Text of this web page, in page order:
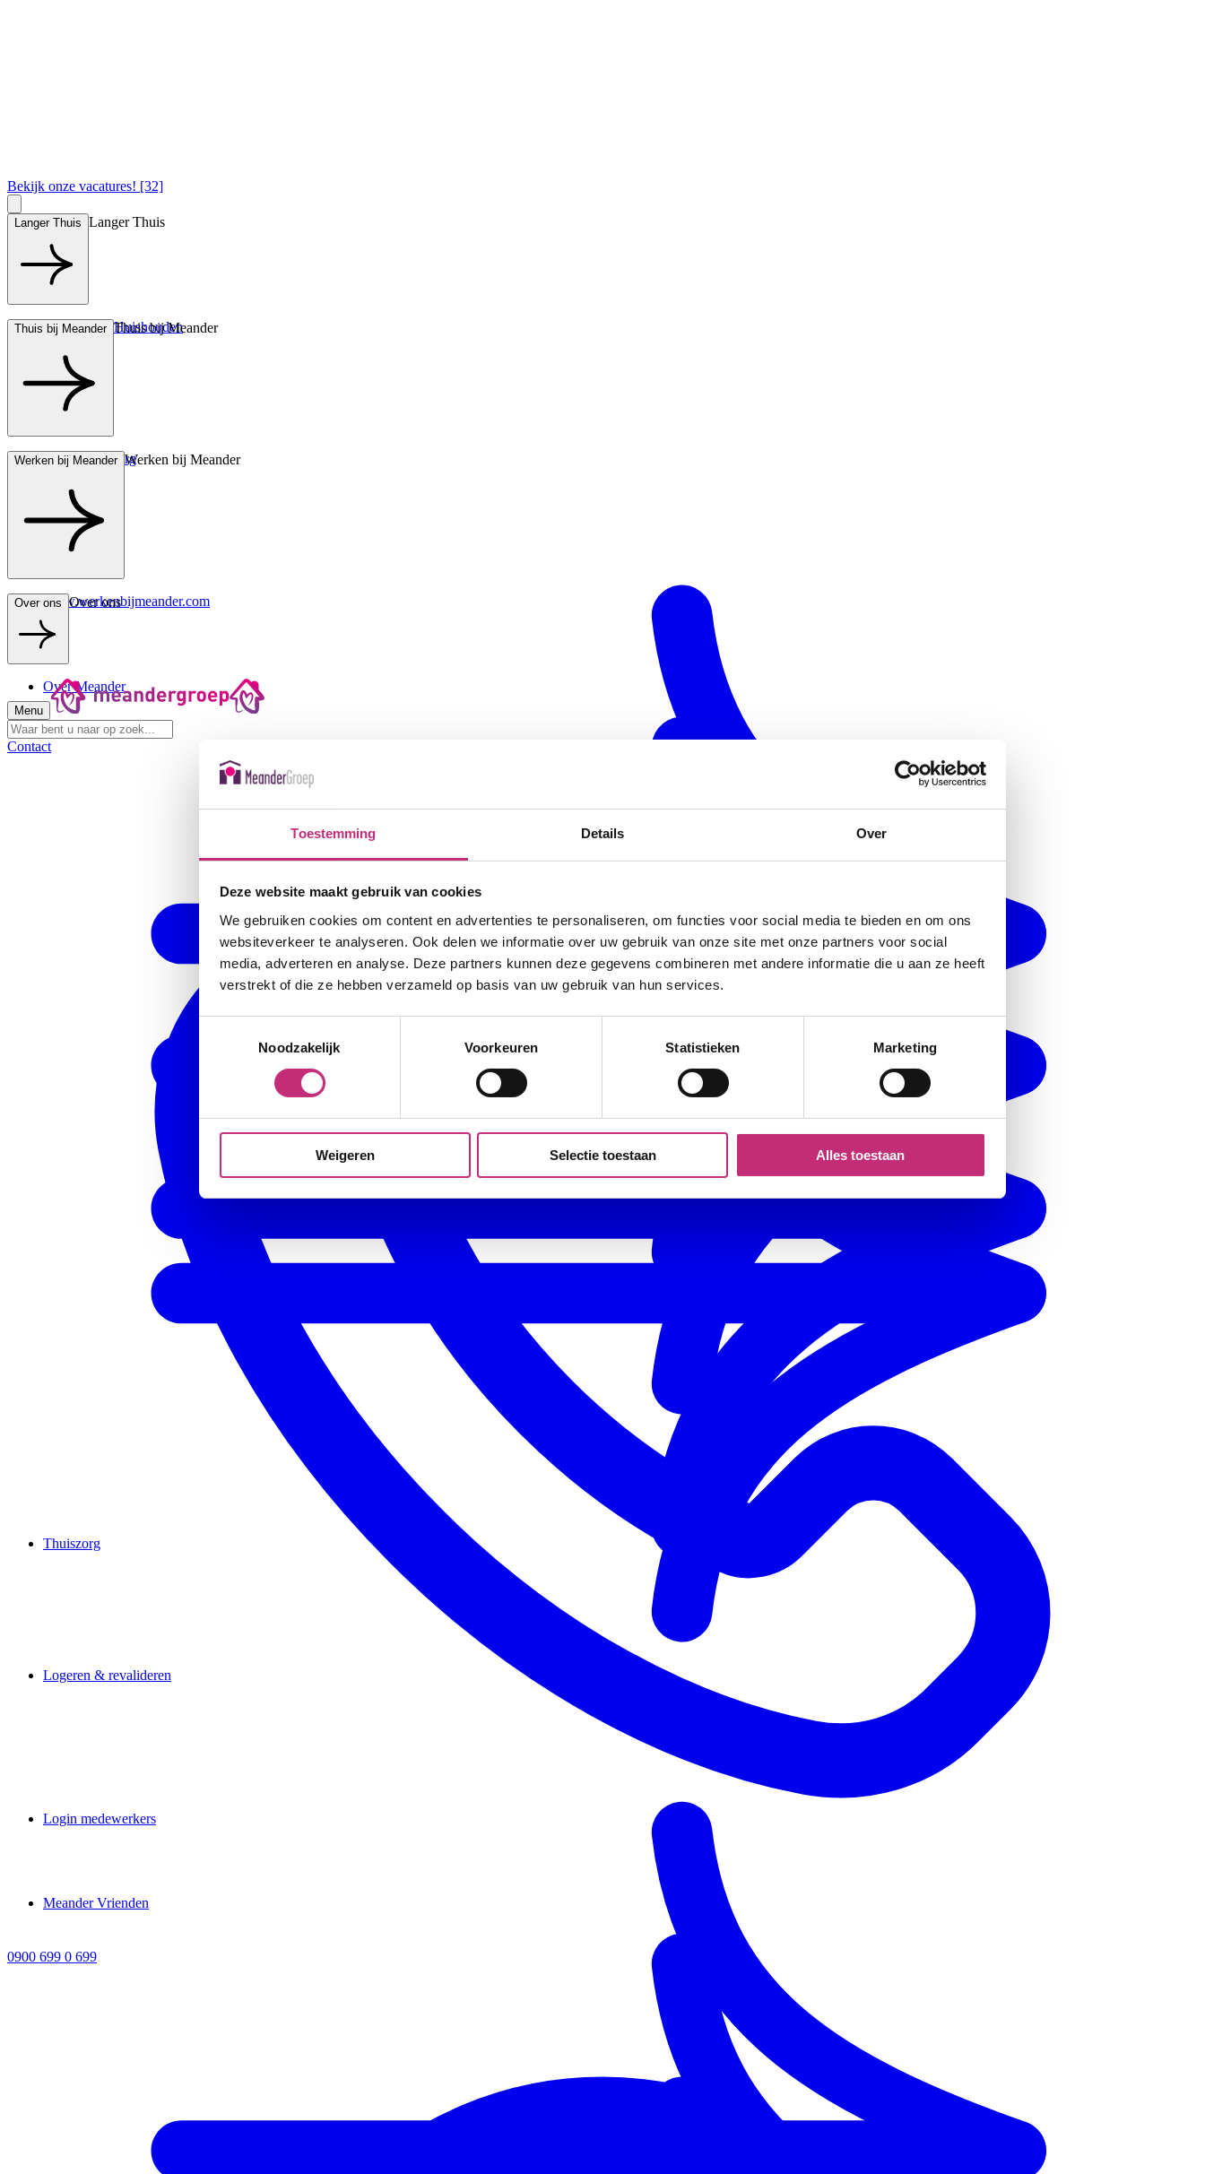
Toestemming Details Over
Deze website maakt gebruik van cookies
We gebruiken cookies om content en advertenties te personaliseren, om functies voor social media te bieden en om ons
websiteverkeer te analyseren. Ook delen we informatie over uw gebruik van onze site met onze partners voor social
media, adverteren en analyse. Deze partners kunnen deze gegevens combineren met andere informatie die u aan ze heeft
verstrekt of die ze hebben verzameld op basis van uw gebruik van hun services.
Noodzakelijk
Voorkeuren Statistieken Marketing
Weigeren Selectie toestaan Alles toestaan
Bekijk onze vacatures! [32]
Langer Thuis Langer Thuis
Hulp bij het Huishouden
Thuiszorg
Thuis bij Meander Thuis bij Meander
Wonen met zorg
Logeren & revalideren
Werken bij Meander Werken bij Meander
www.werkenbijmeander.com
Login medewerkers
Over ons Over ons
Over Meander
Meander Vrienden
Menu
Contact
0900 699 0 699